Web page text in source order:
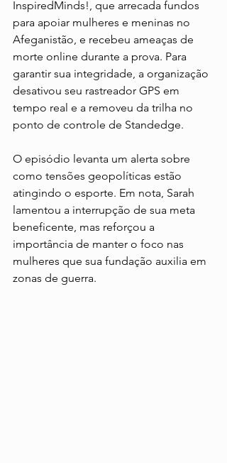
InspiredMinds!, que arrecada fundos
para apoiar mulheres e meninas no
Afeganistão, e recebeu ameaças de
morte online durante a prova. Para
garantir sua integridade, a organização
desativou seu rastreador GPS em
tempo real e a removeu da trilha no
ponto de controle de Standedge.
O episódio levanta um alerta sobre
como tensões geopolíticas estão
atingindo o esporte. Em nota, Sarah
lamentou a interrupção de sua meta
beneficente, mas reforçou a
importância de manter o foco nas
mulheres que sua fundação auxilia em
zonas de guerra.